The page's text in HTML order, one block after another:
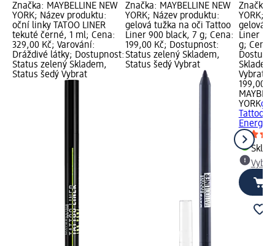
Značka: MAYBELLINE NEW
YORK; Název produktu:
oční linky TATOO LINER
tekuté černé, 1 ml; Cena:
329,00 Kč; Varování:
Dráždivé látky; Dostupnost:
Status zelený Skladem,
Status šedý Vybrat
Značka: MAYBELLINE NEW
YORK; Název produktu:
gelová tužka na oči Tattoo
Liner 900 black, 7 g; Cena:
199,00 Kč; Dostupnost:
Status zelený Skladem,
Status šedý Vybrat
Značka:
YORK;
gelová
Liner
g; Cena:
Vybrat
199,00
YORK
Tattoo
Energy,